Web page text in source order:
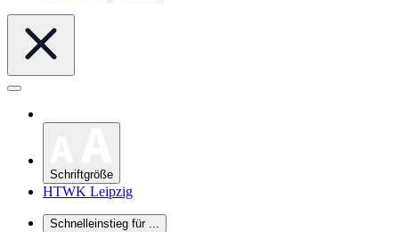
Schriftgröße
HTWK Leipzig
Schnelleinstieg für ...